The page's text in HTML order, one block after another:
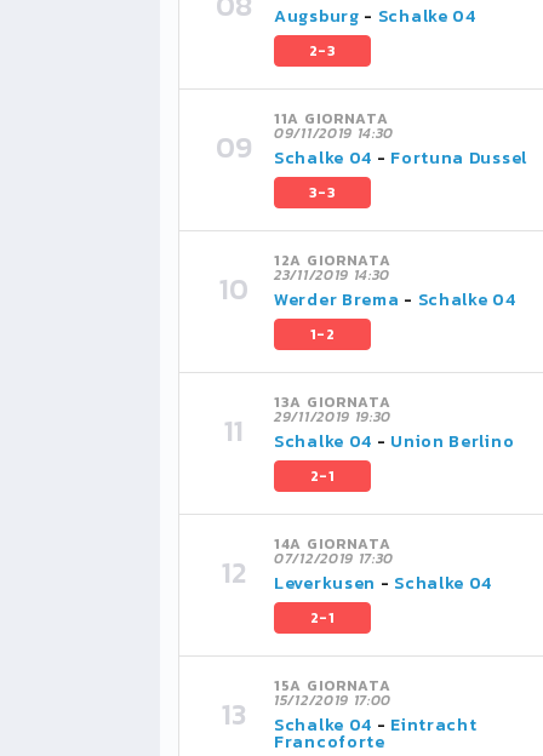
Augsburg - Schalke 04
2-3
11A GIORNATA
09/11/2019 14:30
Schalke 04 - Fortuna Dussel
3-3
12A GIORNATA
23/11/2019 14:30
Werder Brema - Schalke 04
1-2
13A GIORNATA
29/11/2019 19:30
Schalke 04 - Union Berlino
2-1
14A GIORNATA
07/12/2019 17:30
Leverkusen - Schalke 04
2-1
15A GIORNATA
15/12/2019 17:00
Schalke 04 - Eintracht
Francoforte